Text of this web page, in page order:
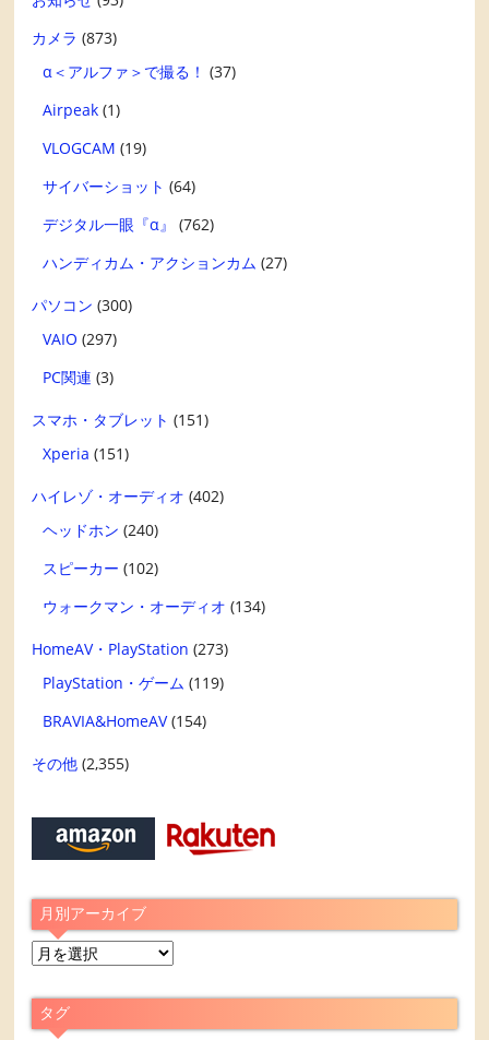
カメラ (873)
α＜アルファ＞で撮る！ (37)
Airpeak (1)
VLOGCAM (19)
サイバーショット (64)
デジタル一眼『α』
(762)
ハンディカム・アクションカム (27)
パソコン (300)
VAIO (297)
PC関連 (3)
スマホ・タブレット (151)
Xperia (151)
ハイレゾ・オーディオ (402)
ヘッドホン (240)
スピーカー (102)
ウォークマン・オーディオ (134)
HomeAV・PlayStation (273)
PlayStation・ゲーム (119)
BRAVIA&HomeAV(154)
その他 (2,355)
月別アーカイブ
月
ア
ー
タグ